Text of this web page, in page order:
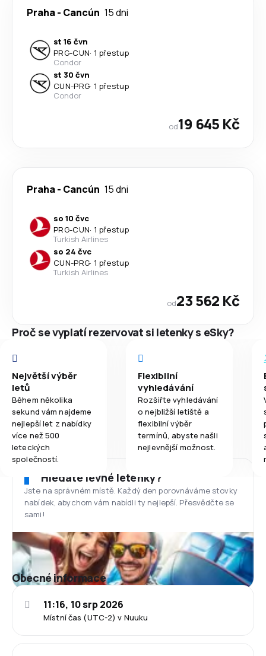
Praha- Cancún 15 dni
st 16 čvn
PRG-CUN· 1 přestup
Condor
st 30 čvn
CUN-PRG· 1 přestup
Condor
od19 645 Kč
Praha- Cancún 15 dni
so 10 čvc
PRG-CUN· 1 přestup
Turkish Airlines
so 24 čvc
CUN-PRG· 1 přestup
Turkish Airlines
od23 562 Kč
Proč se vyplatí rezervovat si letenky s eSky?
Největší výběr
letů
Během několika
sekund vám najdeme
nejlepší let z nabídky
více než 500
leteckých
společností.
Flexibilní
vyhledávání
Rozšiřte vyhledávání
o nejbližší letiště a
flexibilní výběr
termínů, abyste našli
nejlevnější možnost.
Hledáte levné letenky?
Jste na správném místě. Každý den porovnáváme stovky
nabídek, abychom vám nabídli ty nejlepší. Přesvědčte se
sami!
Obecné informace
Místní čas (UTC-2) v Nuuku
11:16, 10 srp 2026